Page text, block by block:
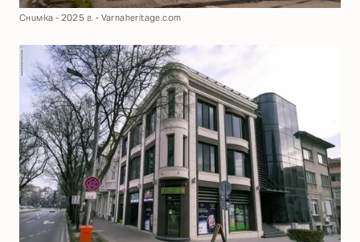
Снимка - 2025 г. - Varnaheritage.com